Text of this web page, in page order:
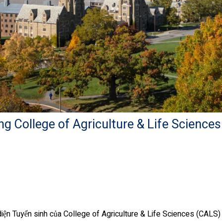
College of Agriculture & Life
Tuyển sinh của College of Agriculture & Life Sciences (CALS)